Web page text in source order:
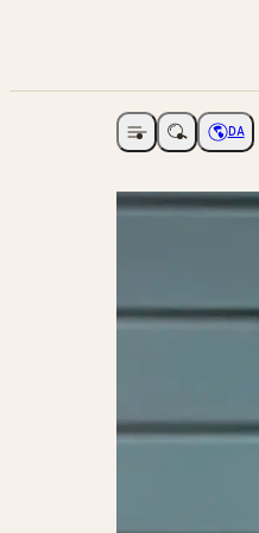
Åbne navigation
Vælg
DA